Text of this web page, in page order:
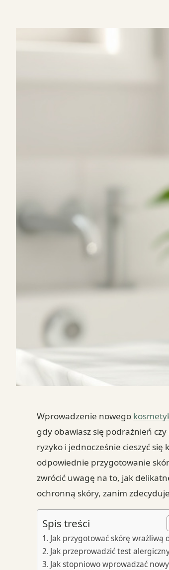
Wprowadzenie nowego
gdy obawiasz się podrażnień
ryzyko i jednocześnie cieszyć
odpowiednie przygotowanie
zwrócić uwagę na to, jak
ochronną skóry, zanim
Spis treści
Jak przygotować skórę wrażliwą
Jak przeprowadzić test
Jak stopniowo wprowadzać